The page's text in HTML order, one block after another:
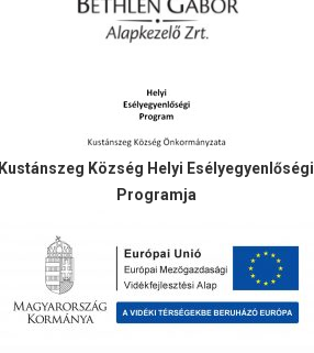
Kustánszeg Község Helyi Esélyegyenlőségi
Programja